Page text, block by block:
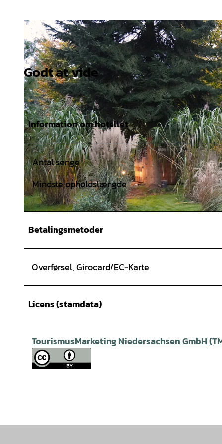
Godt at vide
Information om hotellet
Antal senge
Mindste opholdslængde
Betalingsmetoder
Overførsel, Girocard/EC-Karte
Licens (stamdata)
TourismusMarketing Niedersachsen GmbH